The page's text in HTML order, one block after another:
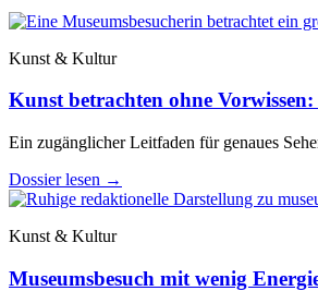
Kunst & Kultur
Kunst betrachten ohne
Ein zugänglicher Leitfaden für genaues
Dossier lesen →
Kunst & Kultur
Museumsbesuch mit wenig